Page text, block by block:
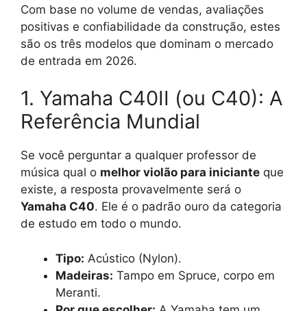
Com base no volume de vendas, avaliações
positivas e confiabilidade da construção, estes
são os três modelos que dominam o mercado
de entrada em 2026.
1. Yamaha C40II (ou C40): A
Referência Mundial
Se você perguntar a qualquer professor de
música qual o melhor violão para iniciante que
existe, a resposta provavelmente será o
Yamaha C40. Ele é o padrão ouro da categoria
de estudo em todo o mundo.
Tipo: Acústico (Nylon).
Madeiras: Tampo em Spruce, corpo em
Meranti.